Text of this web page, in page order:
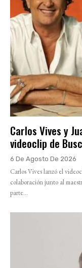
Carlos Vives y
videoclip de
6 De Agosto De 2026
Carlos Vives lanzó el
colaboración junto al
parte...